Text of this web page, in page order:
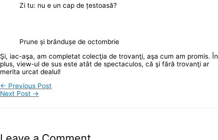
Zi tu: nu e un cap de țestoasă?
Prune și brândușe de octombrie
Şi, iac-aşa, am completat colecţia de trovanţi, aşa cum am promis. În
plus, view-ul de sus este atât de spectaculos, că şi fără trovanţi ar
merita urcat dealul!
← Previous Post
Next Post →